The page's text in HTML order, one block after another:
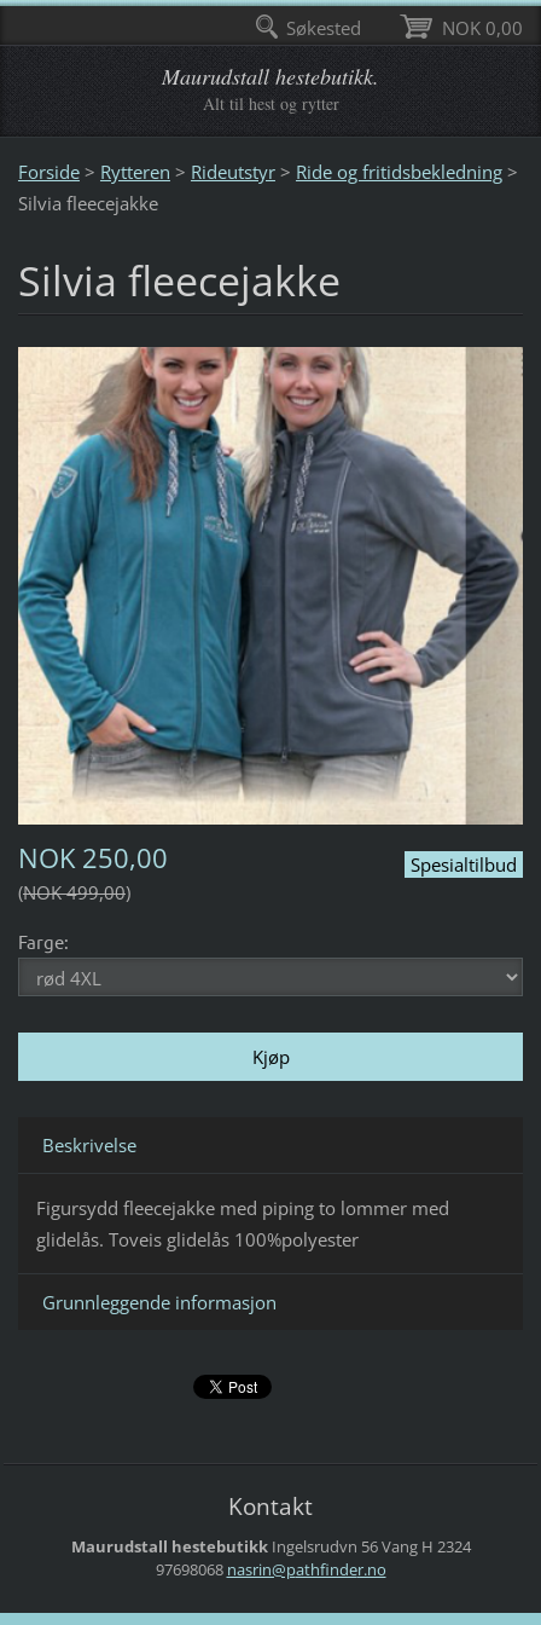
Maurudstall hestebutikk.
Alt til hest og rytter
Forside > Rytteren > Rideutstyr > Ride og fritidsbekledning >
Silvia fleecejakke
Silvia fleecejakke
Spesialtilbud
NOK 250,00
NOK 499,00
Farge:
Beskrivelse
Figursydd fleecejakke med piping to lommer med
glidelås. Toveis glidelås 100%polyester
Grunnleggende informasjon
Kontakt
Maurudstall hestebutikk Ingelsrudvn 56Vang H 2324
97698068 nasrin@pathfinder.no
NOK 0,00
Søkested